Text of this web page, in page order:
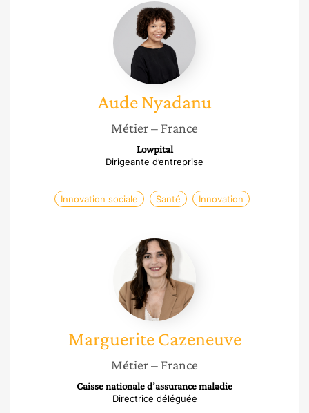
Aude
Nyadanu
Aude Nyadanu
Métier– France
Lowpital
Dirigeante d’entreprise
Innovation sociale Santé Innovation
Marguerite
Cazeneuve
Marguerite Cazeneuve
Métier– France
Caisse nationale d’assurance maladie
Directrice déléguée